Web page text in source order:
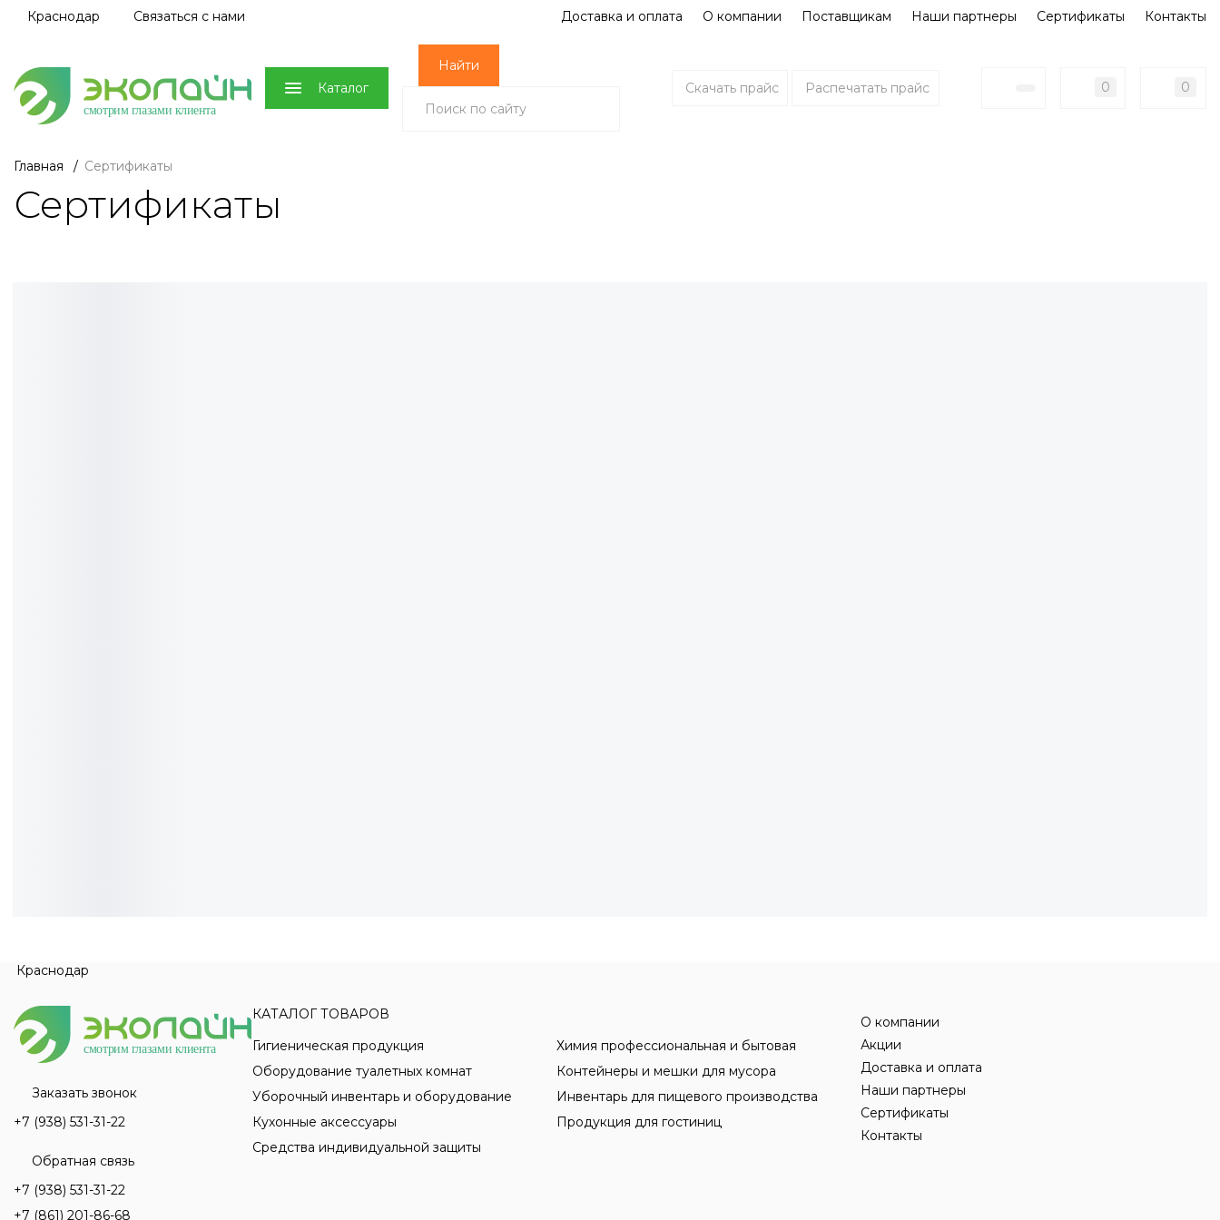
Краснодар Связаться с нами Доставка и оплата О компании Поставщикам Наши партнеры Сертификаты Контакты
смотрим глазами клиента
Каталог Скачать прайс Распечатать прайс 0 0
Найти
Главная / Сертификаты
Сертификаты
Краснодар
смотрим глазами клиента
Заказать звонок
+7 (938) 531-31-22
Обратная связь
+7 (938) 531-31-22
+7 (861) 201-86-68
КАТАЛОГ ТОВАРОВ
Гигиеническая продукция
Химия профессиональная и бытовая
Оборудование туалетных комнат
Контейнеры и мешки для мусора
Уборочный инвентарь и оборудование
Инвентарь для пищевого производства
Кухонные аксессуары
Продукция для гостиниц
Средства индивидуальной защиты
О компании
Акции
Доставка и оплата
Наши партнеры
Сертификаты
Контакты